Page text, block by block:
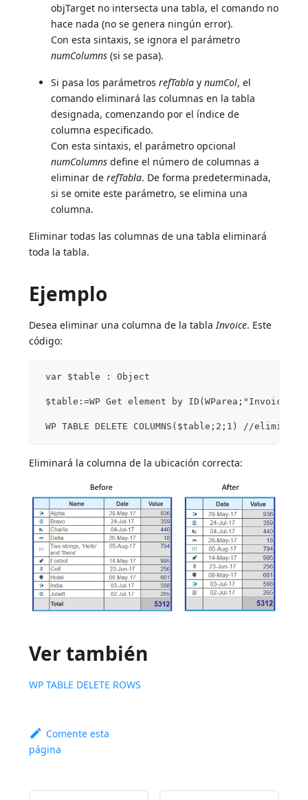
objTarget no intersecta una tabla, el comando no
hace nada (no se genera ningún error).
Con esta sintaxis, se ignora el parámetro
numColumns (si se pasa).
Si pasa los parámetrosrefTabla ynumCol, el
comando eliminará las columnas en la tabla
designada, comenzando por el índice de
columna especificado.
Con esta sintaxis, el parámetro opcional
numColumns define el número de columnas a
eliminar derefTabla. De forma predeterminada,
si se omite este parámetro, se elimina una
columna.
Eliminar todas las columnas de una tabla eliminará
toda la tabla.
Ejemplo
Desea eliminar una columna de la tablaInvoice. Este
código:
var $table : Object
$table:=WP Get element by
WP TABLE DELETE COLUMNS($table;2;1) //elimina
Eliminará la columna de la ubicación correcta:
Ver también
WP TABLE DELETE ROWS
Comente esta
página